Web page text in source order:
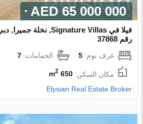
65 000 000 AED
رقم 37868
غرف نوم:5 الحمامات:7
مكان السكن:650 m
2
Elysian Real Estate Broker